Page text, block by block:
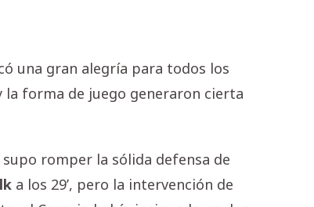
una gran alegría para todos los
forma de juego generaron cierta
romper la sólida defensa de
a los 29’, pero la intervención de